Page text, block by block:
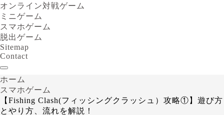
オンライン対戦ゲーム
ミニゲーム
スマホゲーム
脱出ゲーム
Sitemap
Contact
ホーム
スマホゲーム
【Fishing Clash(フィッシングクラッシュ）攻略①】遊び方
とやり方、流れを解説！